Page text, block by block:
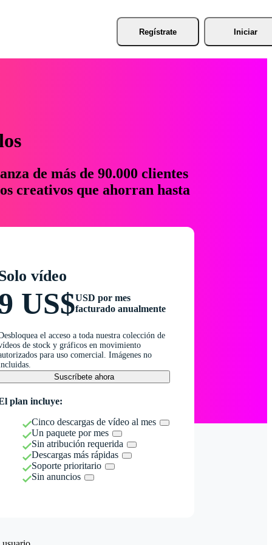
Regístrate Iniciar
de más de 90.000 clientes
creativos que ahorran hasta
vídeo
US$USD por mes
facturado anualmente
el acceso a toda nuestra colección de
de stock y gráficos en movimiento
para uso comercial. Imágenes no
Suscríbete ahora
plan incluye:
Cinco descargas de vídeo al mes
Un paquete por mes
Sin atribución requerida
Descargas más rápidas
Soporte prioritario
Sin anuncios